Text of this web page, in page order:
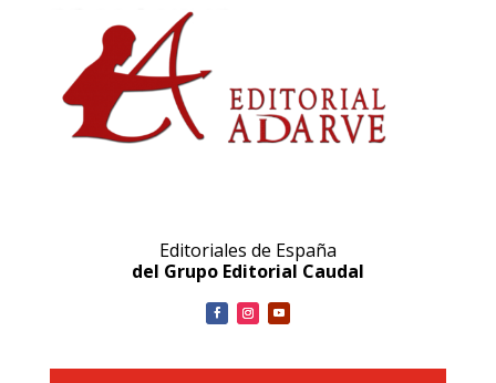
Editoriales de España
del Grupo Editorial Caudal